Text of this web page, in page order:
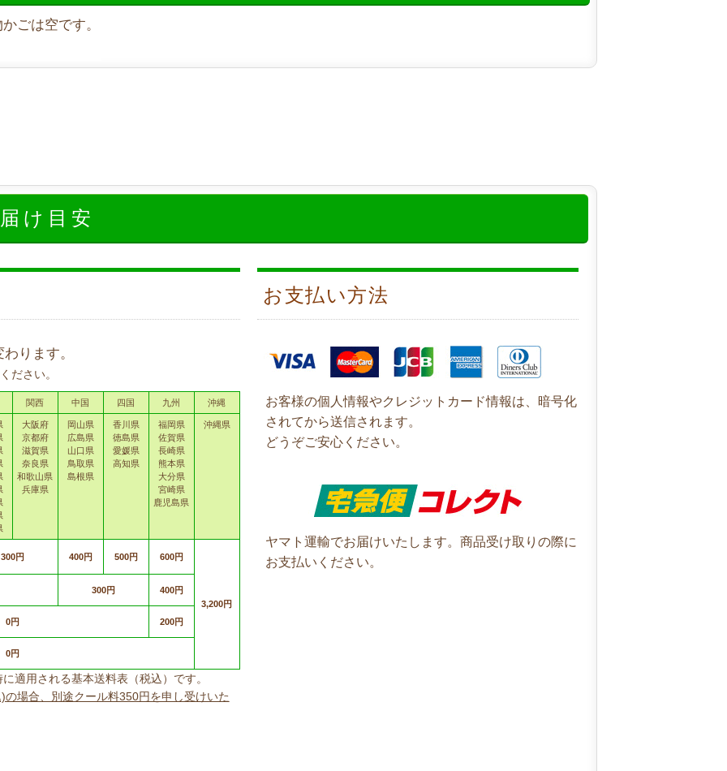
ごは空です。
け目安
ります。
ださい。
関西 中国 四国 九州 沖縄
大阪府
京都府
滋賀県
奈良県
和歌山県
兵庫県
岡山県
広島県
山口県
鳥取県
島根県
香川県
徳島県
愛媛県
高知県
福岡県
佐賀県
長崎県
熊本県
大分県
宮崎県
鹿児島県
沖縄県
300円 400円 500円 600円
3,200円
300円 400円
0円 200円
0円
適用される基本送料表（税込）です。
場合、別途クール料350円を申し受けいた
お支払い方法
お客様の個人情報やクレジットカード情報は、暗号化
されてから送信されます。
どうぞご安心ください。
ヤマト運輸でお届けいたします。商品受け取りの際に
お支払いください。